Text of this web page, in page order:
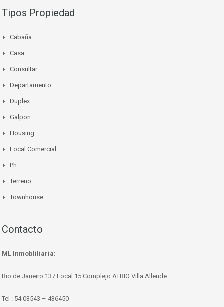
Tipos Propiedad
Cabaña
Casa
Consultar
Departamento
Duplex
Galpon
Housing
Local Comercial
Ph
Terreno
Townhouse
Contacto
ML Inmobliliaria:
Rio de Janeiro 137 Local 15 Complejo ATRIO Villa Allende
Tel : 54 03543 – 436450